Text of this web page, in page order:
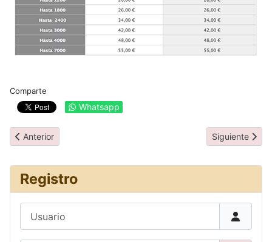
Comparte
Whatsapp
Artículo anterior: Itinerario
Anterior Artículo
Siguiente
Registro